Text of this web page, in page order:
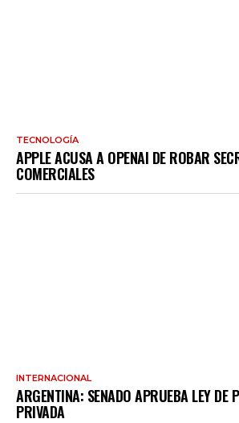
TECNOLOGÍA
APPLE ACUSA A OPENAI DE ROBAR
COMERCIALES
INTERNACIONAL
ARGENTINA: SENADO APRUEBA LEY DE
PRIVADA